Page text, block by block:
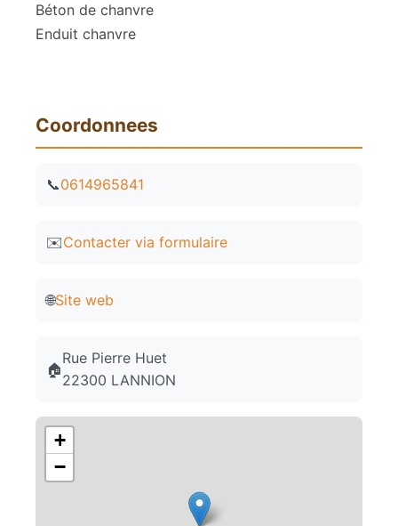
Béton de chanvre
Enduit chanvre
Coordonnees
📞0614965841
✉️Contacter via formulaire
🌐Site web
🏠
Rue Pierre Huet
22300 LANNION
+
−